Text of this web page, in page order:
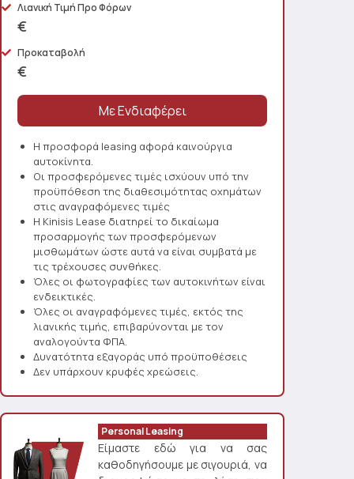
Λιανική Τιμή Προ Φόρων
€
Προκαταβολή
€
Η προσφορά leasing αφορά καινούργια
αυτοκίνητα.
Οι προσφερόμενες τιμές ισχύουν υπό την
προϋπόθεση της διαθεσιμότητας οχημάτων
στις αναγραφόμενες τιμές
Η Kinisis Lease διατηρεί το δικαίωμα
προσαρμογής των προσφερόμενων
μισθωμάτων ώστε αυτά να είναι συμβατά με
τις τρέχουσες συνθήκες.
Όλες οι φωτογραφίες των αυτοκινήτων είναι
ενδεικτικές.
Όλες οι αναγραφόμενες τιμές, εκτός της
λιανικής τιμής, επιβαρύνονται με τον
αναλογούντα ΦΠΑ.
Δυνατότητα εξαγοράς υπό προϋποθέσεις
Δεν υπάρχουν κρυφές χρεώσεις.
Personal Leasing
Είμαστε εδώ για να σας
καθοδηγήσουμε με σιγουριά, να